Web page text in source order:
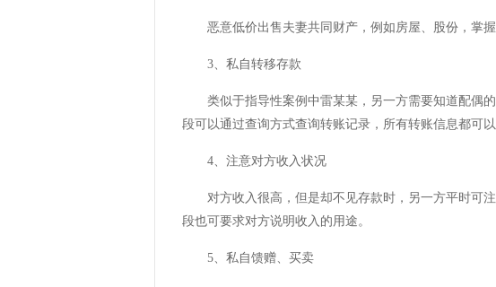
恶意低价出售夫妻共同财产，例如房屋、股份，掌握
3、私自转移存款
类似于指导性案例中雷某某，另一方需要知道配偶的
段可以通过查询方式查询转账记录，所有转账信息都可
4、注意对方收入状况
对方收入很高，但是却不见存款时，另一方平时可注
段也可要求对方说明收入的用途。
5、私自馈赠、买卖